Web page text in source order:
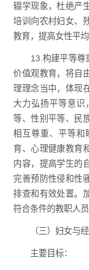
辍学现象，杜绝产
培训向农村妇女、
教育，提高女性平均
13.构建平等尊重
价值观教育，将自
理理念当中，体现
大力弘扬平等意识
等、性别平等、民
相互尊重、平等和
育、心理健康教育
内容，提高学生的
完善预防性侵和性
排查和有效处置。
符合条件的教职人
（三）妇女与
主要目标：